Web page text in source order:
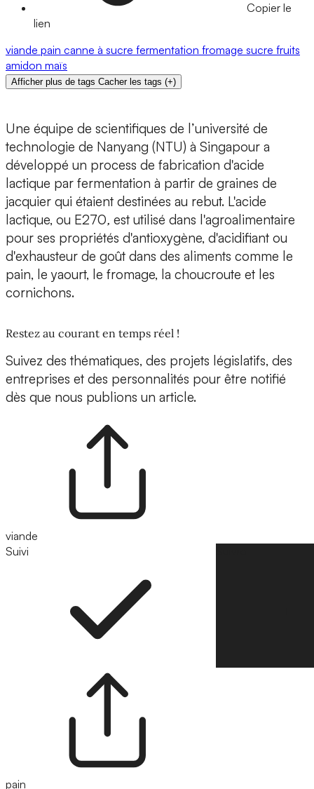
Copier le
lien
viande pain canne à sucre fermentation fromage sucre fruits
amidon maïs
Afficher plus de tags Cacher les tags (+)
Une équipe de scientifiques de l’université de
technologie de Nanyang (NTU) à Singapour a
développé un process de fabrication d'acide
lactique par fermentation à partir de graines de
jacquier qui étaient destinées au rebut. L'acide
lactique, ou E270, est utilisé dans l'agroalimentaire
pour ses propriétés d'antioxygène, d'acidifiant ou
d'exhausteur de goût dans des aliments comme le
pain, le yaourt, le fromage, la choucroute et les
cornichons.
Restez au courant en temps réel !
Suivez des thématiques, des projets législatifs, des
entreprises et des personnalités pour être notifié
dès que nous publions un article.
viande
Suivi
pain